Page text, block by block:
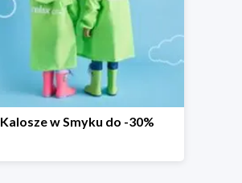
Kalosze w Smyku do -30%